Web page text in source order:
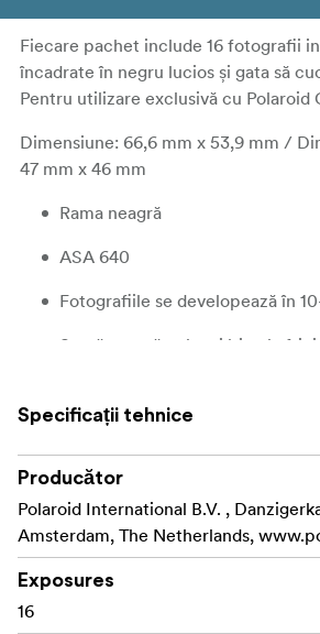
Fiecare pachet include 16 fotografii
încadrate în negru lucios și gata să
Pentru utilizare exclusivă cu Polaroid
Dimensiune: 66,6 mm x 53,9 mm /
47 mm x 46 mm
Rama neagră
ASA 640
Fotografiile se developează în
Se păstrează cel mai bine la
Specificații tehnice
Producător
Polaroid International B.V. ,
Amsterdam, The Netherlands,
Exposures
16